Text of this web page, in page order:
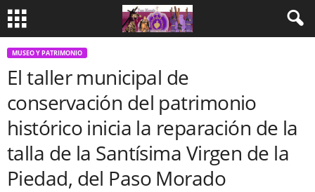
MUSEO Y PATRIMONIO
El taller municipal de
conservación del patrimonio
histórico inicia la reparación de la
talla de la Santísima Virgen de la
Piedad, del Paso Morado